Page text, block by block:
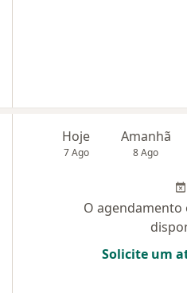
Hoje
7 Ago
Amanhã
8 Ago
O agendamento
Solicite um